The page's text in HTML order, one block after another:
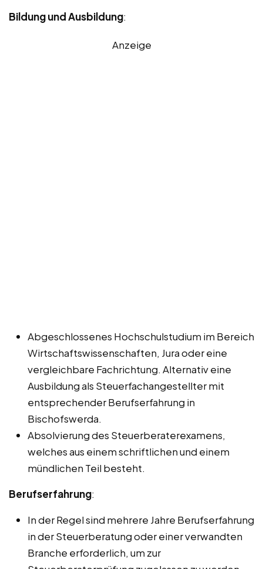
Bildung und Ausbildung:
Anzeige
Abgeschlossenes Hochschulstudium im Bereich
Wirtschaftswissenschaften, Jura oder eine
vergleichbare Fachrichtung. Alternativ eine
Ausbildung als Steuerfachangestellter mit
entsprechender Berufserfahrung in
Bischofswerda.
Absolvierung des Steuerberaterexamens,
welches aus einem schriftlichen und einem
mündlichen Teil besteht.
Berufserfahrung:
In der Regel sind mehrere Jahre Berufserfahrung
in der Steuerberatung oder einer verwandten
Branche erforderlich, um zur